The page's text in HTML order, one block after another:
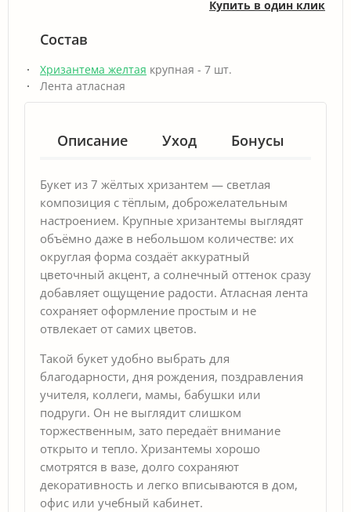
Купить в один клик
Состав
Хризантема желтая крупная - 7 шт.
Лента атласная
Описание Уход Бонусы
Букет из 7 жёлтых хризантем — светлая
композиция с тёплым, доброжелательным
настроением. Крупные хризантемы выглядят
объёмно даже в небольшом количестве: их
округлая форма создаёт аккуратный
цветочный акцент, а солнечный оттенок сразу
добавляет ощущение радости. Атласная лента
сохраняет оформление простым и не
отвлекает от самих цветов.
Такой букет удобно выбрать для
благодарности, дня рождения, поздравления
учителя, коллеги, мамы, бабушки или
подруги. Он не выглядит слишком
торжественным, зато передаёт внимание
открыто и тепло. Хризантемы хорошо
смотрятся в вазе, долго сохраняют
декоративность и легко вписываются в дом,
офис или учебный кабинет.